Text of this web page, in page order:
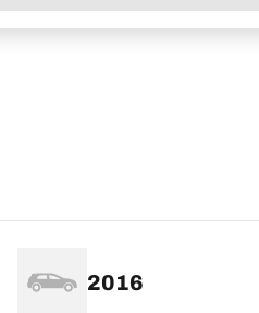
2016